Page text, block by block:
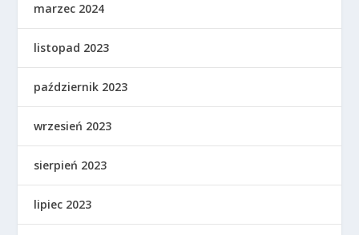
marzec 2024
listopad 2023
październik 2023
wrzesień 2023
sierpień 2023
lipiec 2023